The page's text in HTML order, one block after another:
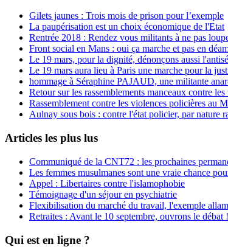
Gilets jaunes : Trois mois de prison pour l’exemple
La paupérisation est un choix économique de l'Etat
Rentrée 2018 : Rendez vous militants à ne pas
Front social en Mans : oui ça marche et pas en
Le 19 mars, pour la dignité, dénonçons aussi
Le 19 mars aura lieu à Paris une marche pour la
hommage à Séraphine PAJAUD, une militante
Retour sur les rassemblements manceaux contre
Rassemblement contre les violences policières au
Aulnay sous bois : contre l'état policier, par nature
Articles les plus lus
Communiqué de la CNT72 : les prochaines
Les femmes musulmanes sont une vraie chance
Appel : Libertaires contre l'islamophobie
Témoignage d'un séjour en psychiatrie
Flexibilisation du marché du travail, l'exemple
Retraites : Avant le 10 septembre, ouvrons le débat !
Qui est en ligne ?